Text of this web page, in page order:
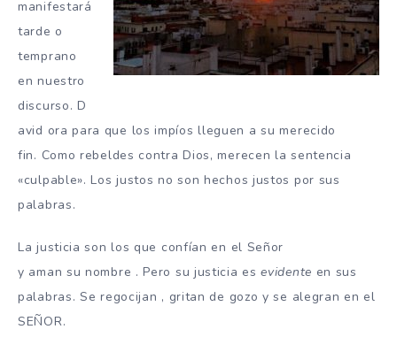
manifestará
tarde o
temprano
en nuestro
discurso. D
avid ora para que los impíos lleguen a su merecido
fin. Como rebeldes contra Dios, merecen la sentencia
«culpable».Los justos no son hechos justos por sus
palabras.
La justicia son los que confían en el Señor
y aman sunombre . Pero su justicia esevidente en sus
palabras. Seregocijan , gritan de gozo y se alegran en el
SEÑOR.